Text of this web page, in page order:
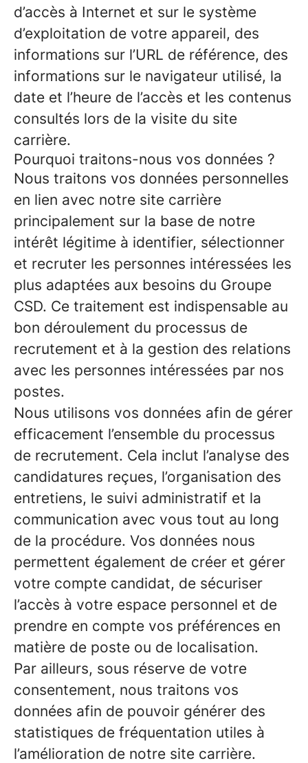
d’accès à Internet et sur le système
d’exploitation de votre appareil, des
informations sur l’URL de référence, des
informations sur le navigateur utilisé, la
date et l’heure de l’accès et les contenus
consultés lors de la visite du site
carrière.
Pourquoi traitons-nous vos données ?
Nous traitons vos données personnelles
en lien avec notre site carrière
principalement sur la base de notre
intérêt légitime à identifier, sélectionner
et recruter les personnes intéressées les
plus adaptées aux besoins du Groupe
CSD. Ce traitement est indispensable au
bon déroulement du processus de
recrutement et à la gestion des relations
avec les personnes intéressées par nos
postes.
Nous utilisons vos données afin de gérer
efficacement l’ensemble du processus
de recrutement. Cela inclut l’analyse des
candidatures reçues, l’organisation des
entretiens, le suivi administratif et la
communication avec vous tout au long
de la procédure. Vos données nous
permettent également de créer et gérer
votre compte candidat, de sécuriser
l’accès à votre espace personnel et de
prendre en compte vos préférences en
matière de poste ou de localisation.
Par ailleurs, sous réserve de votre
consentement, nous traitons vos
données afin de pouvoir générer des
statistiques de fréquentation utiles à
l’amélioration de notre site carrière.